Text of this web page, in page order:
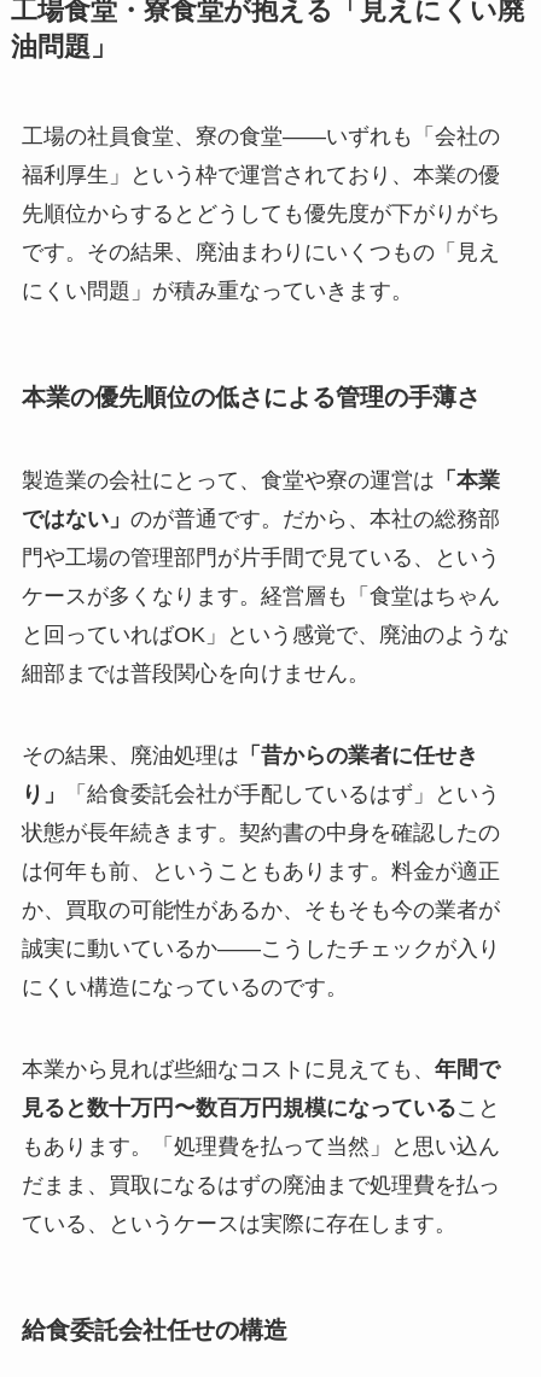
工場食堂・寮食堂が抱える「見えにくい廃
油問題」
工場の社員食堂、寮の食堂——いずれも「会社の
福利厚生」という枠で運営されており、本業の優
先順位からするとどうしても優先度が下がりがち
です。その結果、廃油まわりにいくつもの「見え
にくい問題」が積み重なっていきます。
本業の優先順位の低さによる管理の手薄さ
製造業の会社にとって、食堂や寮の運営は 「本業
ではない」 のが普通です。だから、本社の総務部
門や工場の管理部門が片手間で見ている、という
ケースが多くなります。経営層も「食堂はちゃん
と回っていればOK」という感覚で、廃油のような
細部までは普段関心を向けません。
その結果、廃油処理は 「昔からの業者に任せき
り」
「給食委託会社が手配しているはず」という
状態が長年続きます。契約書の中身を確認したの
は何年も前、ということもあります。料金が適正
か、買取の可能性があるか、そもそも今の業者が
誠実に動いているか——こうしたチェックが入り
にくい構造になっているのです。
本業から見れば些細なコストに見えても、 年間で
見ると数十万円〜数百万円規模になっていること
もあります。「処理費を払って当然」と思い込ん
だまま、買取になるはずの廃油まで処理費を払っ
ている、というケースは実際に存在します。
給食委託会社任せの構造